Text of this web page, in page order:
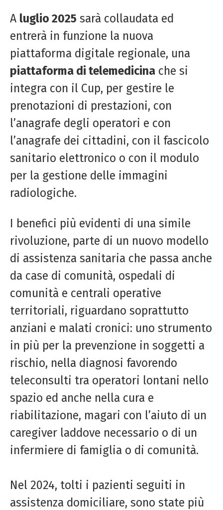
A luglio 2025 sarà collaudata ed
entrerà in funzione la nuova
piattaforma digitale regionale, una
piattaforma di telemedicina che si
integra con il Cup, per gestire le
prenotazioni di prestazioni, con
l’anagrafe degli operatori e con
l’anagrafe dei cittadini, con il fascicolo
sanitario elettronico o con il modulo
per la gestione delle immagini
radiologiche.
I benefici più evidenti di una simile
rivoluzione, parte di un nuovo modello
di assistenza sanitaria che passa anche
da case di comunità, ospedali di
comunità e centrali operative
territoriali, riguardano soprattutto
anziani e malati cronici: uno strumento
in più per la prevenzione in soggetti a
rischio, nella diagnosi favorendo
teleconsulti tra operatori lontani nello
spazio ed anche nella cura e
riabilitazione, magari con l’aiuto di un
caregiver laddove necessario o di un
infermiere di famiglia o di comunità.
Nel 2024, tolti i pazienti seguiti in
assistenza domiciliare, sono state più